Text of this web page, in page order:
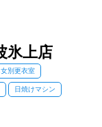
氷上店
女別更衣室
日焼けマシン